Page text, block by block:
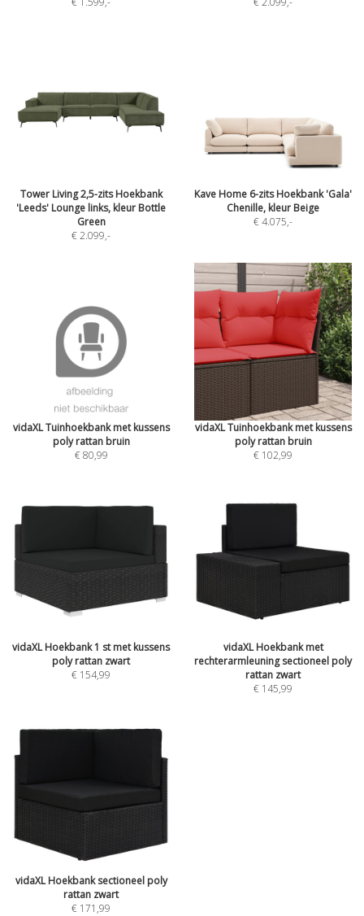
Tower Living 2,5-zits Hoekbank
'Leeds' Lounge links, kleur Bottle
Green
€ 2.099,-
Kave Home 6-zits Hoekbank 'Gala'
Chenille, kleur Beige
€ 4.075,-
vidaXL Tuinhoekbank met kussens
poly rattan bruin
€ 80,99
vidaXL Tuinhoekbank met kussens
poly rattan bruin
€ 102,99
vidaXL Hoekbank 1 st met kussens
poly rattan zwart
€ 154,99
vidaXL Hoekbank met
rechterarmleuning sectioneel poly
rattan zwart
€ 145,99
vidaXL Hoekbank sectioneel poly
rattan zwart
€ 171,99